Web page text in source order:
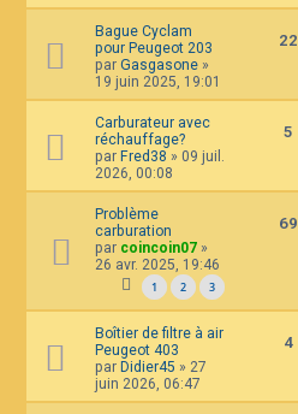
Bague Cyclam
pour Peugeot 203
par Gasgasone »
19 juin 2025, 19:01
22
Carburateur avec
réchauffage?
par Fred38 » 09 juil.
2026, 00:08
5
Problème
carburation
par coincoin07 »
26 avr. 2025, 19:46
1 2 3
69
Boîtier de filtre à air
Peugeot 403
par Didier45 » 27
juin 2026, 06:47
4